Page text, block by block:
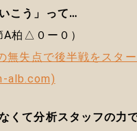
こう」って…
柏△０ー０）
無失点で後半戦をスタ
alb.com)
くて分析スタッフの力